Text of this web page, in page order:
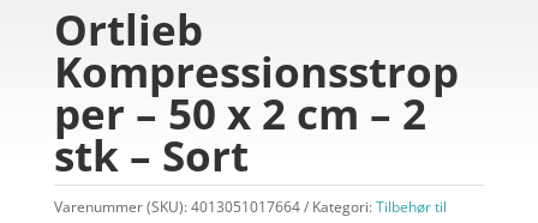
Ortlieb
Kompressionsstrop
per – 50 x 2 cm – 2
stk – Sort
Varenummer (SKU):4013051017664 Kategori:Tilbehør til